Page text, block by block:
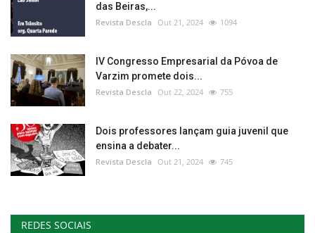
das Beiras,...
Revista Descla Out 21, 2024 1094
IV Congresso Empresarial da Póvoa de
Varzim promete dois...
Revista Descla Out 22, 2024 755
Dois professores lançam guia juvenil que
ensina a debater...
Revista Descla Out 21, 2024 745
REDES SOCIAIS